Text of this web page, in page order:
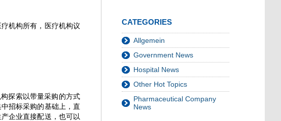
机构所有，医疗机构议
探索以带量采购的方式
招标采购的基础上，直
企业直接配送，也可以
CATEGORIES
Allgemein
Government News
Hospital News
Other Hot Topics
Pharmaceutical Company
News